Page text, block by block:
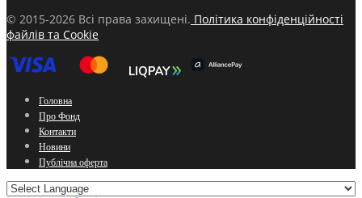
© 2015-2026 Всі права захищені. Політика конфіденційності
файлів та Cookie
Головна
Про Фонд
Контакти
Новини
Публічна оферта